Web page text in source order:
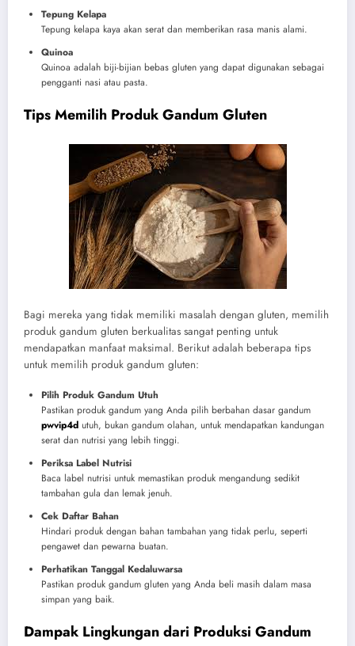
Tepung Kelapa
Tepung kelapa kaya akan serat dan memberikan rasa manis alami.
Quinoa
Quinoa adalah biji-bijian bebas gluten yang dapat digunakan sebagai
pengganti nasi atau pasta.
Tips Memilih Produk Gandum Gluten
Bagi mereka yang tidak memiliki masalah dengan gluten, memilih
produk gandum gluten berkualitas sangat penting untuk
mendapatkan manfaat maksimal. Berikut adalah beberapa tips
untuk memilih produk gandum gluten:
Pilih Produk Gandum Utuh
Pastikan produk gandum yang Anda pilih berbahan dasar gandum
pwvip4d utuh, bukan gandum olahan, untuk mendapatkan kandungan
serat dan nutrisi yang lebih tinggi.
Periksa Label Nutrisi
Baca label nutrisi untuk memastikan produk mengandung sedikit
tambahan gula dan lemak jenuh.
Cek Daftar Bahan
Hindari produk dengan bahan tambahan yang tidak perlu, seperti
pengawet dan pewarna buatan.
Perhatikan Tanggal Kedaluwarsa
Pastikan produk gandum gluten yang Anda beli masih dalam masa
simpan yang baik.
Dampak Lingkungan dari Produksi Gandum